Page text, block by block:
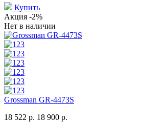
Купить
Акция -2%
Нет в наличии
Grossman GR-4473S
18 522 р. 18 900 р.